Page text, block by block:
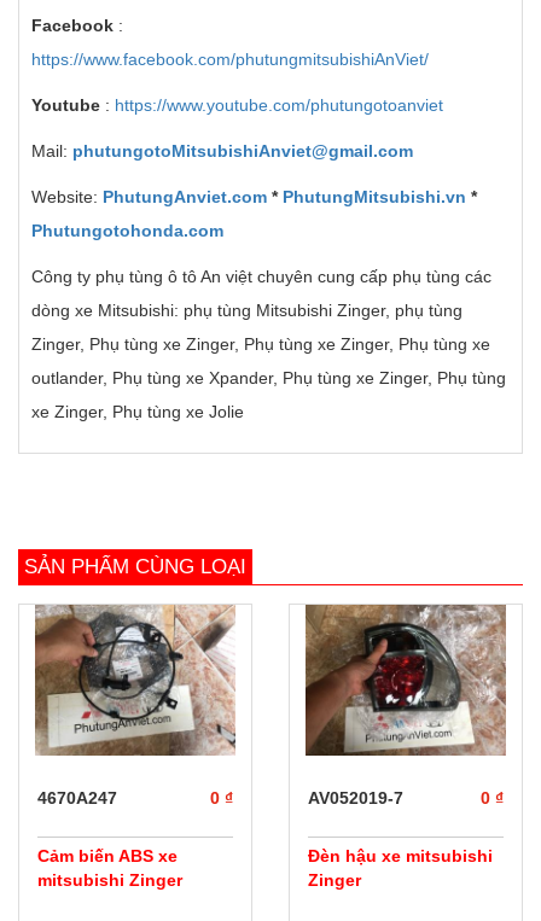
Facebook :
https://www.facebook.com/phutungmitsubishiAnViet/
Youtube : https://www.youtube.com/phutungotoanviet
Mail: phutungotoMitsubishiAnviet@gmail.com
Website: PhutungAnviet.com * PhutungMitsubishi.vn *
Phutungotohonda.com
Công ty phụ tùng ô tô An việt chuyên cung cấp phụ tùng các
dòng xe Mitsubishi: phụ tùng Mitsubishi Zinger, phụ tùng
Zinger, Phụ tùng xe Zinger, Phụ tùng xe Zinger, Phụ tùng xe
outlander, Phụ tùng xe Xpander, Phụ tùng xe Zinger, Phụ tùng
xe Zinger, Phụ tùng xe Jolie
SẢN PHẨM CÙNG LOẠI
4670A247 0 ₫
Cảm biến ABS xe
mitsubishi Zinger
AV052019-7 0 ₫
Đèn hậu xe mitsubishi
Zinger
prev next